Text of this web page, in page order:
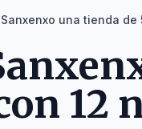
una tienda
12